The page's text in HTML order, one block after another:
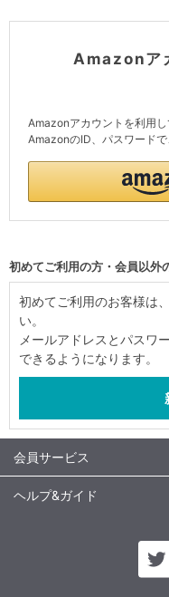
Amazonア
Amazonアカウントを利用し
AmazonのID、パスワードで
初めてご利用の方・会員以外
初めてご利用のお客様は
い。
メールアドレスとパスワ
できるようになります。
会員サービス
ヘルプ&ガイド